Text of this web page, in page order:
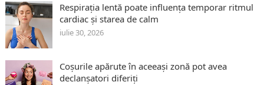
Respirația lentă poate influența temporar ritmul
cardiac și starea de calm
iulie 30, 2026
Coșurile apărute în aceeași zonă pot avea
declanșatori diferiți